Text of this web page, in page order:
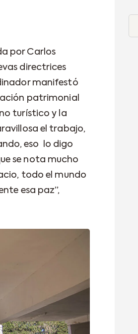
por Carlos
directrices
manifestó
patrimonial
turístico y la
el trabajo,
eso lo digo
se nota mucho
todo el mundo
esa paz”,